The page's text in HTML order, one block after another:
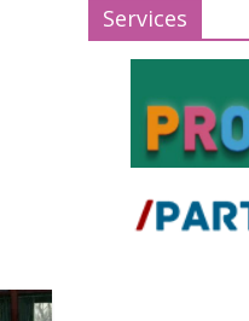
Services